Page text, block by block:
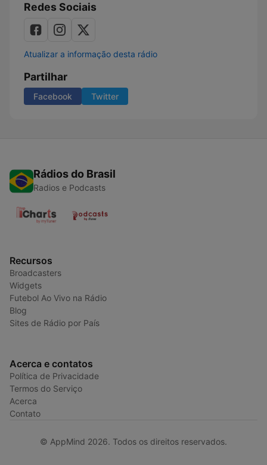
Redes Sociais
Atualizar a informação desta rádio
Partilhar
Facebook Twitter
Rádios do Brasil
Radios e Podcasts
Recursos
Broadcasters
Widgets
Futebol Ao Vivo na Rádio
Blog
Sites de Rádio por País
Acerca e contatos
Política de Privacidade
Termos do Serviço
Acerca
Contato
© AppMind 2026. Todos os direitos reservados.